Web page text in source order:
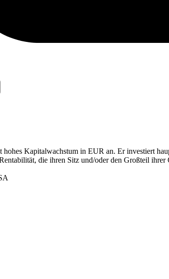
hohes Kapitalwachstum in EUR an. Er investiert
die ihren Sitz und/oder den Großteil